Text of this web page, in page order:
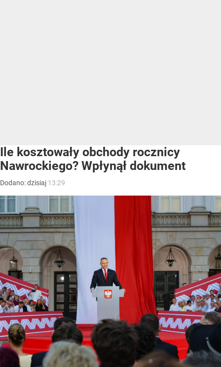
Ile kosztowały obchody rocznicy
Nawrockiego? Wpłynął dokument
Dodano:dzisiaj 13:29